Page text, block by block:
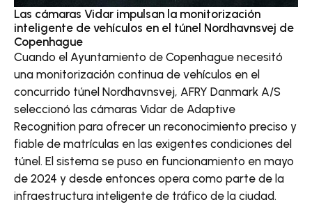
Las cámaras Vidar impulsan la monitorización
inteligente de vehículos en el túnel Nordhavnsvej de
Copenhague
Cuando el Ayuntamiento de Copenhague necesitó
una monitorización continua de vehículos en el
concurrido túnel Nordhavnsvej, AFRY Danmark A/S
seleccionó las cámaras Vidar de Adaptive
Recognition para ofrecer un reconocimiento preciso y
fiable de matrículas en las exigentes condiciones del
túnel. El sistema se puso en funcionamiento en mayo
de 2024 y desde entonces opera como parte de la
infraestructura inteligente de tráfico de la ciudad.